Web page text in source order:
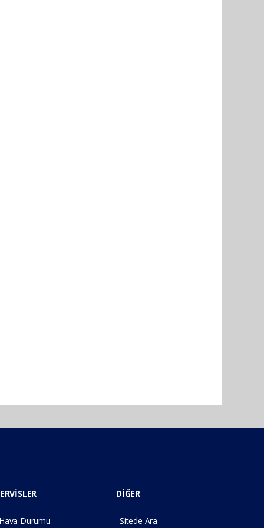
Hava Durumu
DİĞER
Sitede Ara